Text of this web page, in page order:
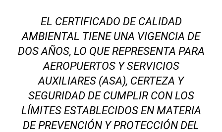
EL CERTIFICADO DE CALIDAD
AMBIENTAL TIENE UNA VIGENCIA DE
DOS AÑOS, LO QUE REPRESENTA PARA
AEROPUERTOS Y SERVICIOS
AUXILIARES (ASA), CERTEZA Y
SEGURIDAD DE CUMPLIR CON LOS
LÍMITES ESTABLECIDOS EN MATERIA
DE PREVENCIÓN Y PROTECCIÓN DEL